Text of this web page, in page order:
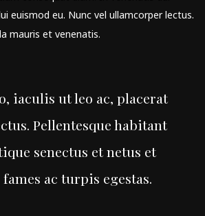
euismod eu. Nunc vel ullamcorper lectus.
mauris et venenatis.
iaculis ut leo ac, placerat
Pellentesque habitant
senectus et netus et
ac turpis egestas.